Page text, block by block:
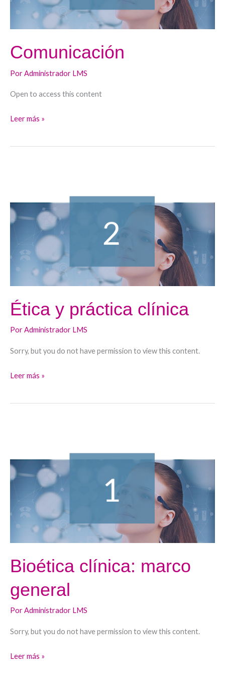
Comunicación
PorAdministrador LMS
Open to access this content
Leer más »
Ética y práctica clínica
PorAdministrador LMS
Sorry, but you do not have permission to view this content.
clínica
Leer más »
Bioética clínica: marco
general
PorAdministrador LMS
Sorry, but you do not have permission to view this content.
general
Leer más »